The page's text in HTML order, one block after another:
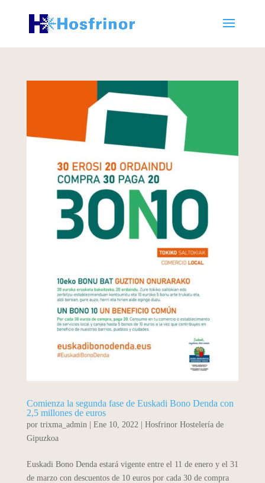
Comienza la segunda fase de Euskadi Bono Denda con
2,5 millones de euros
por trixma_admin Ene 10, 2022
Hosfrinor Hostelería de
Gipuzkoa
Euskadi Bono Denda estará vigente entre el 11 de enero y el 31
de marzo con descuentos de 10 euros por cada 30 de compra